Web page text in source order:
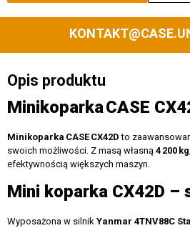
Opis produktu
MinikoparkaCASE
Minikoparka CASECX42D to
swoich możliwości. Z masą własną 4 200 kg
efektywnością większych maszyn.
Mini koparka CX42D –
Wyposażona w silnik Yanmar 4TNV88C